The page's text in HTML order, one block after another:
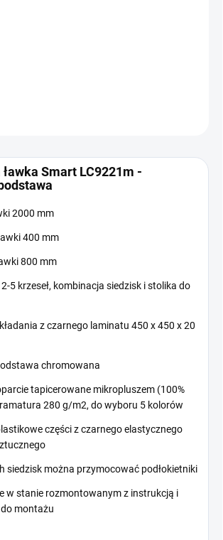
Smart LC9221m -
2000 mm
400 mm
800 mm
5 krzeseł, kombinacja siedzisk i stolika do
z czarnego laminatu 450 x 450 x 20
chromowana
tapicerowane mikropluszem (100%
280 g/m2, do wyboru 5 kolorów
części z czarnego elastycznego
siedzisk można przymocować podłokietniki
w stanie rozmontowanym z instrukcją i
montażu